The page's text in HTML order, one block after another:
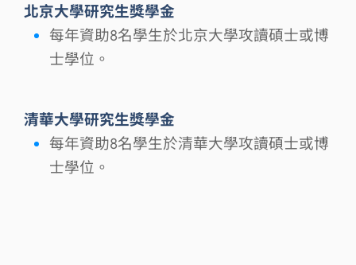
北京大學研究生獎學金
每年資助8名學生於北京大學攻讀碩士或博
士學位。
清華大學研究生獎學金
每年資助8名學生於清華大學攻讀碩士或博
士學位。